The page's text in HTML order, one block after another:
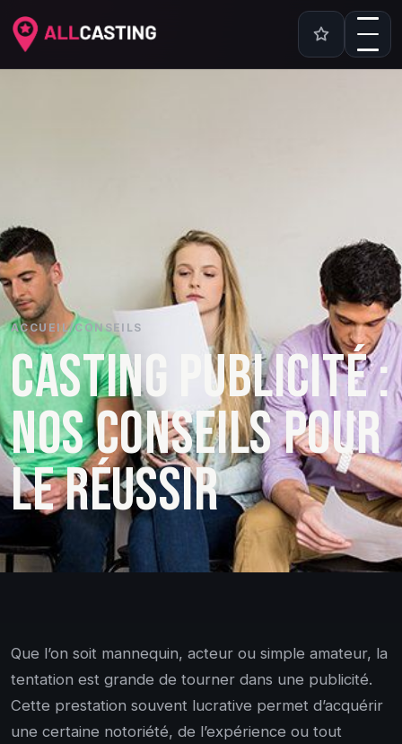
ACCUEIL/CONSEILS
CASTING PUBLICITÉ :
NOS CONSEILS POUR
LE RÉUSSIR
Que l’on soit mannequin, acteur ou simple amateur, la
tentation est grande de tourner dans une publicité.
Cette prestation souvent lucrative permet d’acquérir
une certaine notoriété, de l’expérience ou tout